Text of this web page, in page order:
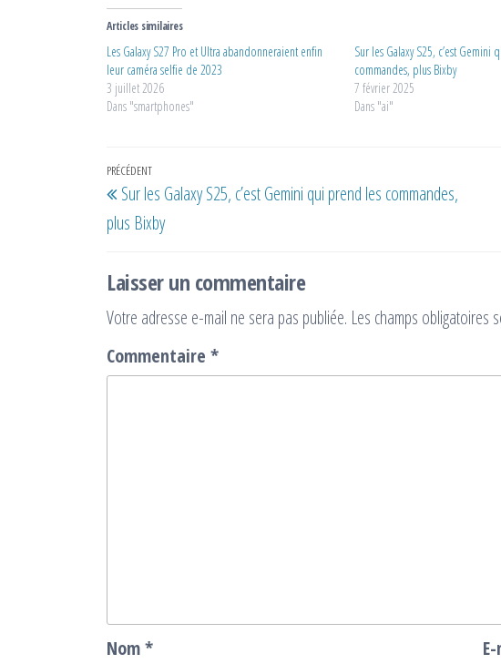
Articles similaires
Les Galaxy S27 Pro et Ultra abandonneraient enfin
leur caméra selfie de 2023
3 juillet 2026
Dans "smartphones"
Sur les Galaxy S25, c’est Gemini
commandes, plus Bixby
7 février 2025
Dans "ai"
Navigation
de
l’article
Article
précédent
PRÉCÉDENT
Sur les Galaxy S25, c’est Gemini qui prend les commandes,
plus Bixby
Laisser un commentaire
Votre adresse e-mail ne sera pas publiée. Les champs obligatoires
Commentaire *
Nom*